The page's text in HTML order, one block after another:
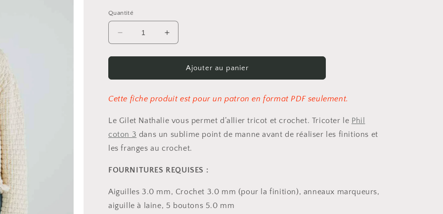
Quantité
Réduire
la
quantité
Patron
Nathalie
Augmenter
la
quantité
Patron
Nathalie
Ajouter au panier
Cette fiche produit est pour un patron en format PDF seulement.
Le Gilet Nathalie vous permet d’allier tricot et crochet. Tricoter le Phil
coton 3 dans un sublime point de manne avant de réaliser les finitions et
les franges au crochet.
FOURNITURES REQUISES :
Aiguilles 3.0 mm, Crochet 3.0 mm (pour la finition), anneaux marqueurs,
aiguille à laine, 5 boutons 5.0 mm